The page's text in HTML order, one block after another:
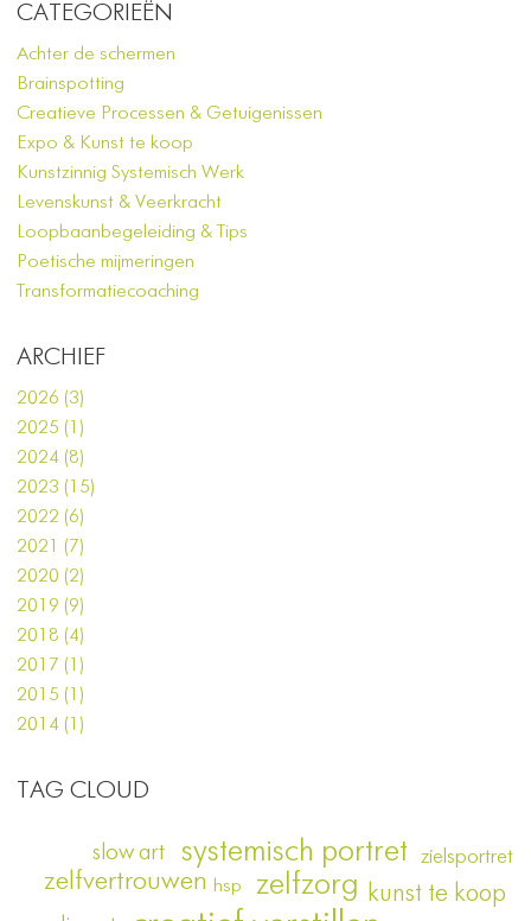
CATEGORIEËN
Achter de schermen
Brainspotting
Creatieve Processen & Getuigenissen
Expo & Kunst te koop
Kunstzinnig Systemisch Werk
Levenskunst & Veerkracht
Loopbaanbegeleiding & Tips
Poetische mijmeringen
Transformatiecoaching
ARCHIEF
2026 (3)
2025 (1)
2024 (8)
2023 (15)
2022 (6)
2021 (7)
2020 (2)
2019 (9)
2018 (4)
2017 (1)
2015 (1)
2014 (1)
TAG CLOUD
zelfzorg
systemisch portret
zelfvertrouwen
kunst te koop
slow art zielsportret
hsp